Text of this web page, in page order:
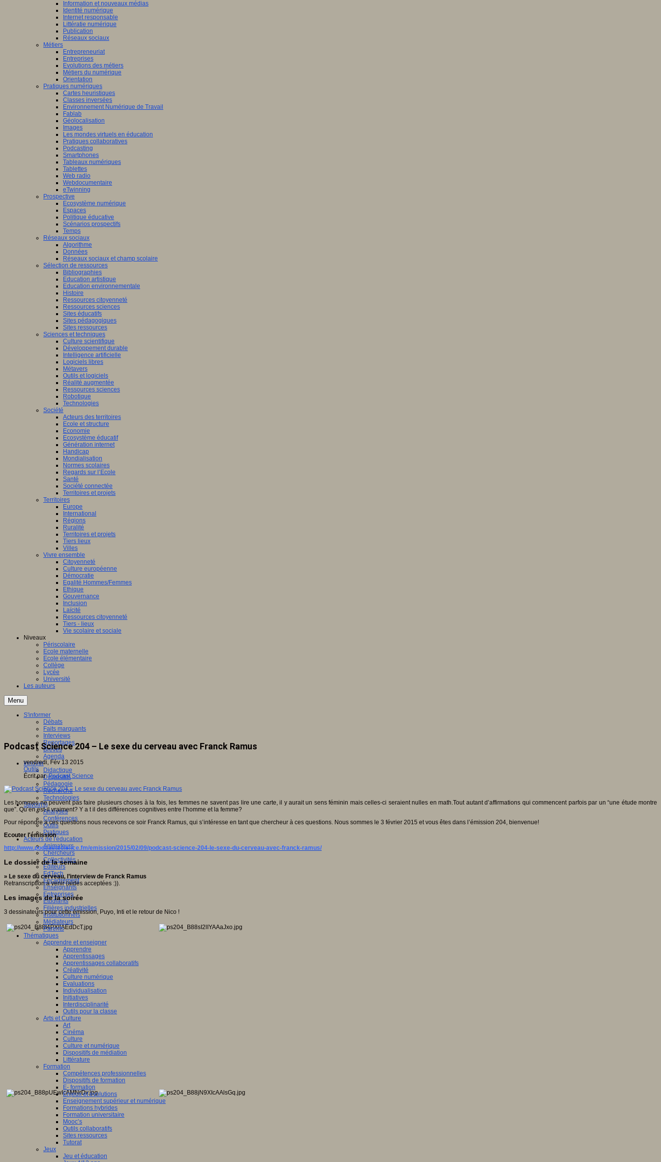
Information et nouveaux médias
Identité numérique
Internet responsable
Littératie numérique
Publication
Réseaux sociaux
Métiers
Entrepreneuriat
Entreprises
Evolutions des métiers
Métiers du numérique
Orientation
Pratiques numériques
Cartes heuristiques
Classes inversées
Environnement Numérique de Travail
Fablab
Géolocalisation
Images
Les mondes virtuels en éducation
Pratiques collaboratives
Podcasting
Smartphones
Tableaux numériques
Tablettes
Web radio
Webdocumentaire
eTwinning
Prospective
Ecosystème numérique
Espaces
Politique éducative
Scénarios prospectifs
Temps
Réseaux sociaux
Algorithme
Données
Réseaux sociaux et champ scolaire
Sélection de ressources
Bibliographies
Education artistique
Education environnementale
Histoire
Ressources citoyenneté
Ressources sciences
Sites éducatifs
Sites pédagogiques
Sites ressources
Sciences et techniques
Culture scientifique
Développement durable
Intelligence artificielle
Logiciels libres
Métavers
Outils et logiciels
Réalité augmentée
Ressources sciences
Robotique
Technologies
Société
Acteurs des territoires
Ecole et structure
Economie
Ecosystème éducatif
Génération internet
Handicap
Mondialisation
Normes scolaires
Regards sur l’Ecole
Santé
Société connectée
Territoires et projets
Territoires
Europe
International
Régions
Ruralité
Territoires et projets
Tiers lieux
Villes
Vivre ensemble
Citoyenneté
Culture européenne
Démocratie
Egalité Hommes/Femmes
Ethique
Gouvernance
Inclusion
Laïcité
Ressources citoyenneté
Tiers - lieux
Vie scolaire et sociale
Niveaux
Périscolaire
Ecole maternelle
Ecole élémentaire
Collège
Lycée
Université
Les auteurs
Menu
S'informer
Débats
Faits marquants
Interviews
Reportages
Brèves
Agenda
Innover
Didactique
Dispositifs
Pédagogie
Recherche
Technologies
Savoir(s)
Analyses
Conférences
Outils
Pratiques
Acteurs de l'éducation
Animateurs
Chercheurs
Collectivités
Editeurs
EdTech
Encadrement
Enseignants
Entreprises
Etudiants
Filières industrielles
Institutionnels
Médiateurs
Parents
Thématiques
Apprendre et enseigner
Apprendre
Apprentissages
Apprentissages collaboratifs
Créativité
Culture numérique
Evaluations
Individualisation
Initiatives
Interdisciplinarité
Outils pour la classe
Arts et Culture
Art
Cinéma
Culture
Culture et numérique
Dispositifs de médiation
Littérature
Formation
Compétences professionnelles
Dispositifs de formation
E- formation
Enjeux et évolutions
Enseignement supérieur et numérique
Formations hybrides
Formation universitaire
Mooc’s
Outils collaboratifs
Sites ressources
Tutorat
Jeux
Jeu et éducation
Podcast Science 204 – Le sexe du cerveau avec Franck Ramus
vendredi, Fév 13 2015
Outils
Écrit parPodcast Science
Les hommes ne peuvent pas faire plusieurs choses à la fois, les femmes ne savent pas lire une carte, il y aurait un sens féminin mais celles-ci seraient nulles en math.Tout autant d’affirmations qui commencent parfois par un “une étude montre
que”. Qu’en est-il vraiment? Y a t il des différences cognitives entre l’homme et la femme?
Pour répondre a ces questions nous recevons ce soir Franck Ramus, qui s’intéresse en tant que chercheur à ces questions. Nous sommes le 3 février 2015 et vous êtes dans l’émission 204, bienvenue!
Ecouter l'émission
http://www.podcastscience.fm/emission/2015/02/09/podcast-science-204-le-sexe-du-cerveau-avec-franck-ramus/
Le dossier de la semaine
» Le sexe du cerveau, l’interview de Franck Ramus
Retranscription à venir (aides acceptées :)).
Les images de la soirée
3 dessinateurs pour cette émission, Puyo, Inti et le retour de Nico !